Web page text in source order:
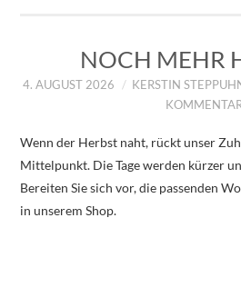
ÜBER UNS
NOCH MEHR
4. AUGUST 2026 KERSTIN
KOMMENTAR
Wenn der Herbst naht, rückt unser
Mittelpunkt. Die Tage werden kürzer
Bereiten Sie sich vor, die passenden
in unserem Shop.